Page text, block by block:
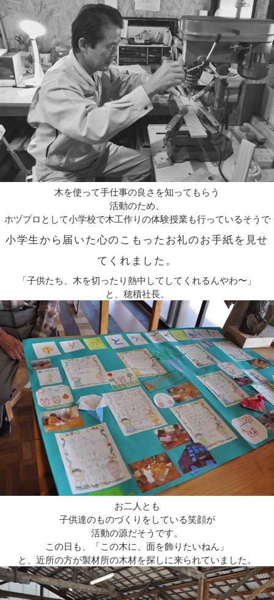
木を使って手仕事の良さを知ってもらう
活動のため、
ホヅプロとして小学校で木工作りの体験授業も行っているそうで
小学生から届いた心のこもったお礼のお手紙を見せ
てくれました。
「子供たち、木を切ったり熱中してしてくれるんやわ〜」
と、穂積社長。
お二人とも
子供達のものづくりをしている笑顔が
活動の源だそうです。
この日も、「この木に、面を飾りたいねん」
と、近所の方が製材所の木材を探しに来られていました。